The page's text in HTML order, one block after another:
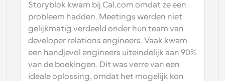
Storyblok kwam bij Cal.com omdat ze een
probleem hadden. Meetings werden niet
gelijkmatig verdeeld onder hun team van
developer relations engineers. Vaak kwam
een handjevol engineers uiteindelijk aan 90%
van de boekingen. Dit was verre van een
ideale oplossing, omdat het mogelijk kon